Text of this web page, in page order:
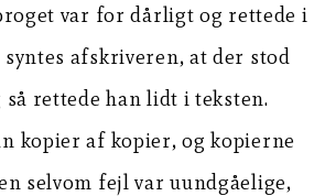
var for dårligt og rettede i
afskriveren, at der stod
rettede han lidt i teksten.
kopier af kopier, og kopierne
selvom fejl var uundgåelige,